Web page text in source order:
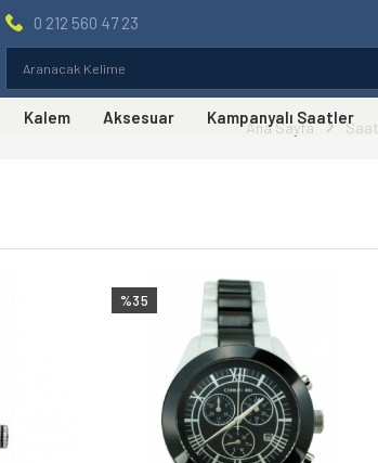
0 212 560 47 23
Kalem Aksesuar Kampanyalı Saatler
Ana Sayfa Saat
%35